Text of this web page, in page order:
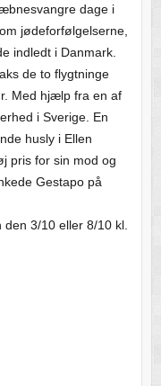
dage i
jødeforfølgelserne,
indledt i Danmark.
de to flygtninge
Med hjælp fra en af
i Sverige. En
husly i Ellen
pris for sin mod og
Gestapo på
3/10 eller 8/10 kl.